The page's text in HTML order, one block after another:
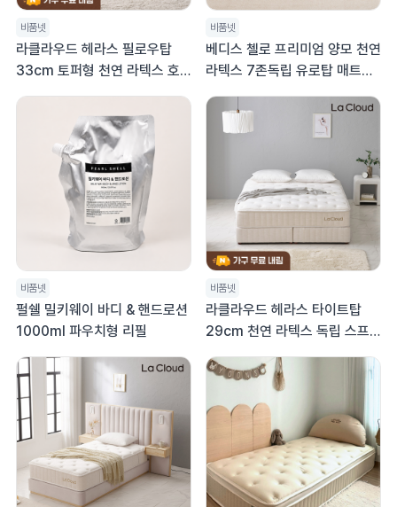
비품넷
라클라우드 헤라스 필로우탑
33cm 토퍼형 천연 라텍스 호
텔 매트리스 라지킹 LK
비품넷
베디스 첼로 프리미엄 양모 천연
라텍스 7존독립 유로탑 매트리
스 32cm K
비품넷
펄쉘 밀키웨이 바디 & 핸드로션
1000ml 파우치형 리필
비품넷
라클라우드 헤라스 타이트탑
29cm 천연 라텍스 독립 스프
링 호텔 매트리스 킹 K